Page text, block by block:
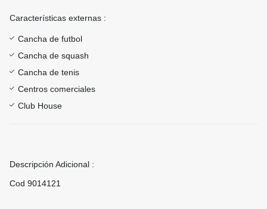
Características externas :
Cancha de futbol
Cancha de squash
Cancha de tenis
Centros comerciales
Club House
Descripción Adicional :
Cod 9014121